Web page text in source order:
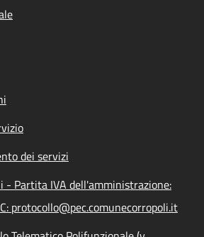
dei servizi
- Partita IVA dell'amministrazione:
protocollo@pec.comunecorropoli.it